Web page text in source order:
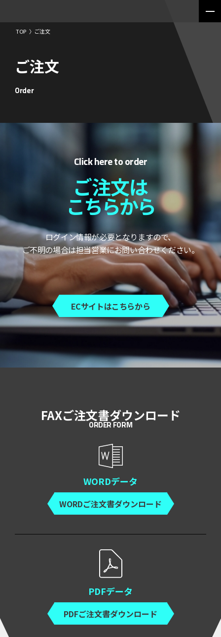
TOP 〉 ご注文
ご注文
Order
Click here to order
ご注文は
こちらから
ログイン情報が必要となりますので、
ご不明の場合は担当営業にお問い合わせください。
ECサイトはこちらから
FAXご注文書ダウンロード
ORDER FORM
WORDデータ
WORDご注文書ダウンロード
PDFデータ
PDFご注文書ダウンロード